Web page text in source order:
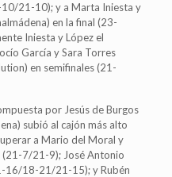
10/21-10); y a Marta Iniesta y
en la final (23-
Iniesta y López el
García y Sara Torres
en semifinales (21-
por Jesús de Burgos
subió al cajón más alto
a Mario del Moral y
(21-7/21-9); José Antonio
16/18-21/21-15); y Rubén